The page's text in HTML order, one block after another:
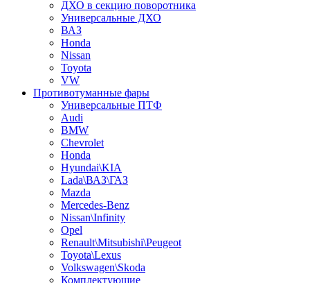
ДХО в секцию поворотника
Универсальные ДХО
ВАЗ
Honda
Nissan
Toyota
VW
Противотуманные фары
Универсальные ПТФ
Audi
BMW
Chevrolet
Honda
Hyundai\KIA
Lada\ВАЗ\ГАЗ
Mazda
Mercedes-Benz
Nissan\Infinity
Opel
Renault\Mitsubishi\Peugeot
Toyota\Lexus
Volkswagen\Skoda
Комплектующие